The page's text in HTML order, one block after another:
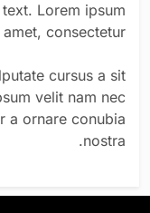
Lorem ipsum
consectetur.
cursus a sit
velit nam nec
a ornare conubia
nostra.